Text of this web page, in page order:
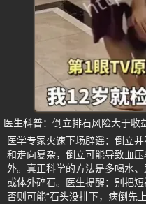
医生科普：倒立排石风险大于收
医学专家火速下场辟谣：倒立
和走向复杂，倒立可能导致血
外。真正科学的方法是多喝水
或体外碎石。医生提醒：别把短
否则可能“石头没排下，病倒先上